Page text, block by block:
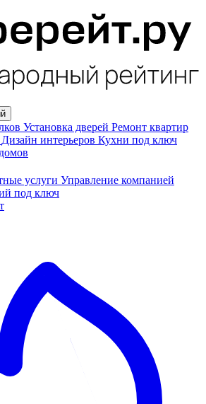
Установка дверей Ремонт квартир
Дизайн интерьеров Кухни под ключ
услуги Управление компанией
под ключ